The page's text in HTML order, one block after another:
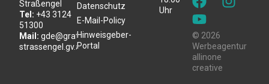
Straßengel
Tel: +43 3124
51300
Mail: gde@gratwein-
strassengel.gv.at
Datenschutz
E-Mail-Policy
Hinweisgeber-
Portal
Uhr
© 2026
Werbeagentur
allinone
creative